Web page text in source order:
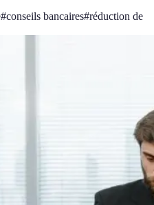
#conseils bancaires#réduction de